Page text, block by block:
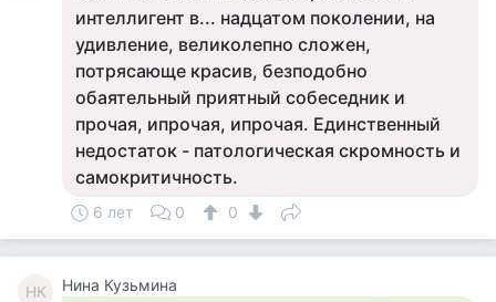
интеллигент в... надцатом поколении, на
удивление, великолепно сложен,
потрясающе красив, безподобно
обаятельный приятный собеседник и
прочая, ипрочая, ипрочая. Единственный
недостаток - патологическая скромность и
самокритичность.
6 лет 0 0
НК Нина Кузьмина